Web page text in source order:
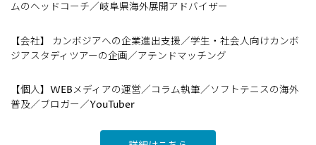
ムのヘッドコーチ／岐阜県海外展開アドバイザー
【会社】 カンボジアへの企業進出支援／学生・社会人向けカンボ
ジアスタディツアーの企画／アテンドマッチング
【個人】WEBメディアの運営／コラム執筆／ソフトテニスの海外
普及／ブロガー／YouTuber